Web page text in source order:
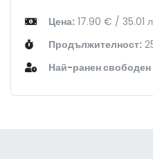
Цена:17.90 € / 35.01
Продължителност:
Най-ранен свободен